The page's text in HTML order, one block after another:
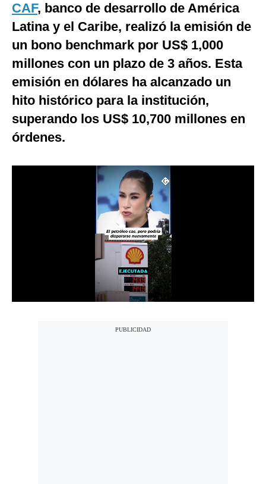
EEUU
México
Internacional
Tecnología
Club del Suscriptor
CAF, banco de desarrollo de América
Latina y el Caribe, realizó la emisión de
un bono benchmark por US$ 1,000
millones con un plazo de 3 años. Esta
emisión en dólares ha alcanzado un
hito histórico para la institución,
superando los US$ 10,700 millones en
órdenes.